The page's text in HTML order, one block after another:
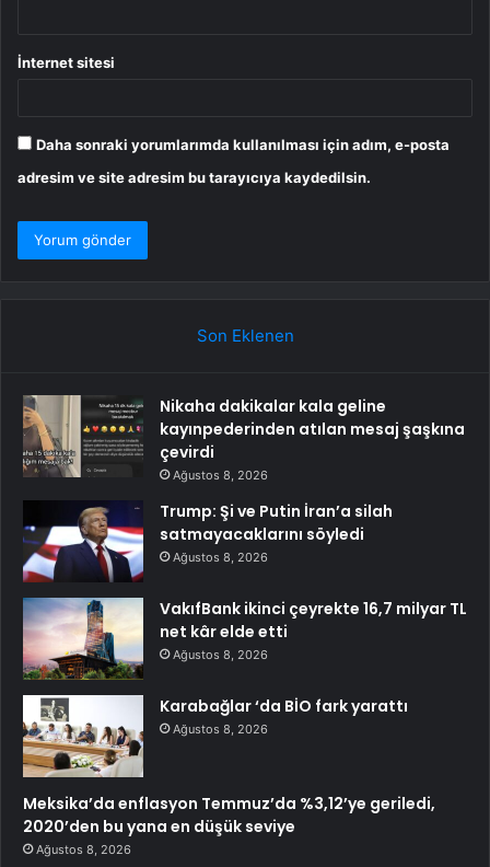
İnternet sitesi
Daha sonraki yorumlarımda kullanılması için adım, e-posta
adresim ve site adresim bu tarayıcıya kaydedilsin.
Son Eklenen
Nikaha dakikalar kala geline
kayınpederinden atılan mesaj şaşkına
çevirdi
Ağustos 8, 2026
Trump: Şi ve Putin İran’a silah
satmayacaklarını söyledi
Ağustos 8, 2026
VakıfBank ikinci çeyrekte 16,7 milyar TL
net kâr elde etti
Ağustos 8, 2026
Karabağlar ‘da BİO fark yarattı
Ağustos 8, 2026
Meksika’da enflasyon Temmuz’da %3,12’ye geriledi,
2020’den bu yana en düşük seviye
Ağustos 8, 2026